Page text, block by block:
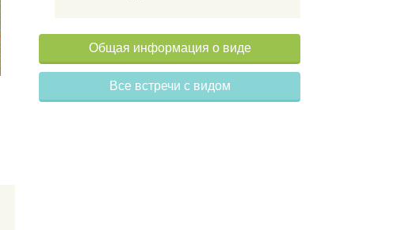
Общая информация о виде
Все встречи с видом